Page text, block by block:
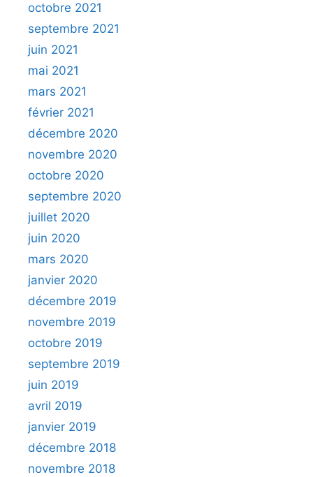
octobre 2021
septembre 2021
juin 2021
mai 2021
mars 2021
février 2021
décembre 2020
novembre 2020
octobre 2020
septembre 2020
juillet 2020
juin 2020
mars 2020
janvier 2020
décembre 2019
novembre 2019
octobre 2019
septembre 2019
juin 2019
avril 2019
janvier 2019
décembre 2018
novembre 2018